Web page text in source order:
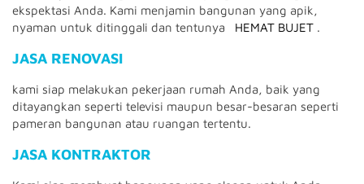
ekspektasi Anda. Kami menjamin bangunan yang apik,
nyaman untuk ditinggali dan tentunya HEMAT BUJET .
JASA RENOVASI
kami siap melakukan pekerjaan rumah Anda, baik yang
ditayangkan seperti televisi maupun besar-besaran seperti
pameran bangunan atau ruangan tertentu.
JASA KONTRAKTOR